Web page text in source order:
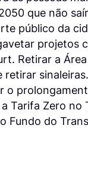
que não
público da
projetos
Retirar a
retirar sinaleiras.
o
Tarifa Zero
Fundo do